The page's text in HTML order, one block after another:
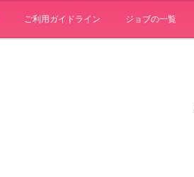
ご利用ガイドライン ジョブの一覧